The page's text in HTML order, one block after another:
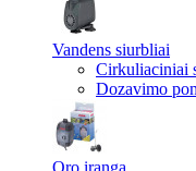
Vandens siurbliai
Cirkuliaciniai
Dozavimo
Oro įranga